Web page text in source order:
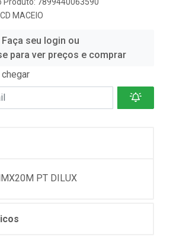
MACEIO
Faça seu login ou
para ver preços e comprar
PT DILUX